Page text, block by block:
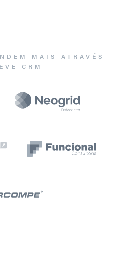
MAIS ATRAVÉS
CRM